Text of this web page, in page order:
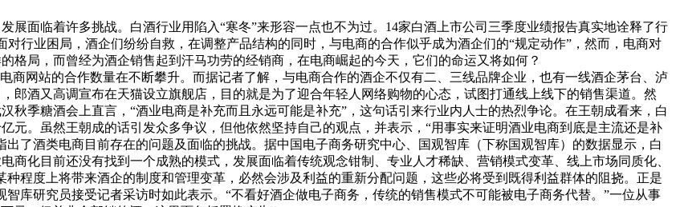
展面临着许多挑战。白酒行业用陷入“寒冬”来形容一点也不为过。14家白酒上市公司三季度业绩报告真实地诠释了行
行业困局，酒企们纷纷自救，在调整产品结构的同时，与电商的合作似乎成为酒企们的“规定动作”，然而，电商对
格局，而曾经为酒企销售起到汗马功劳的经销商，在电商崛起的今天，它们的命运又将如何？
网站的合作数量在不断攀升。而据记者了解，与电商合作的酒企不仅有二、三线品牌企业，也有一线酒企茅台、泸
郎酒又高调宣布在天猫设立旗舰店，目的就是为了迎合年轻人网络购物的心态，试图打通线上线下的销售渠道。然
秋季糖酒会上直言，“酒业电商是补充而且永远可能是补充”，这句话引来行业内人士的热烈争论。在王朝成看来，白
元。虽然王朝成的话引发众多争议，但他依然坚持自己的观点，并表示，“用事实来证明酒业电商到底是主流还是补
了酒类电商目前存在的问题及面临的挑战。据中国电子商务研究中心、国观智库（下称国观智库）的数据显示，白
化目前还没有找到一个成熟的模式，发展面临着传统观念钳制、专业人才稀缺、营销模式变革、线上市场同质化、
程度上将带来酒企的制度和管理变革，必然会涉及利益的重新分配问题，这些必将受到既得利益群体的阻挠。正是
库研究员接受记者采访时如此表示。“不看好酒企做电子商务，传统的销售模式不可能被电子商务代替。”一位从事